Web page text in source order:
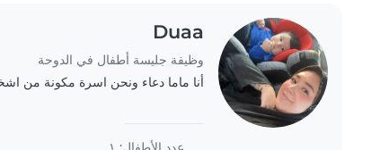
Duaa
وظيفة جليسة أطفال في الدوحة
أنا ماما دعاء ونحن اسرة مكونة من